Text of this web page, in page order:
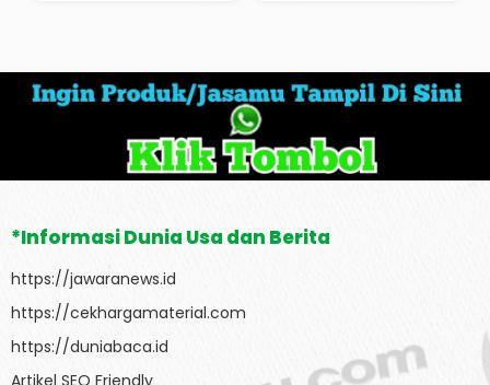
*Informasi Dunia Usa dan Berita
https://jawaranews.id
https://cekhargamaterial.com
https://duniabaca.id
Artikel SEO Friendly